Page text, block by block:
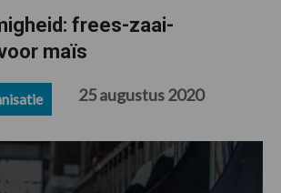
frees-zaai-
maïs
25 augustus 2020